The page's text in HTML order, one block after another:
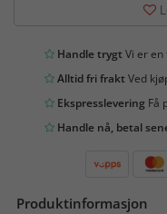
Handle trygtVi er
Alltid fri fraktVed
Ekspresslevering Få
Handle nå, betal
Produktinformasjon